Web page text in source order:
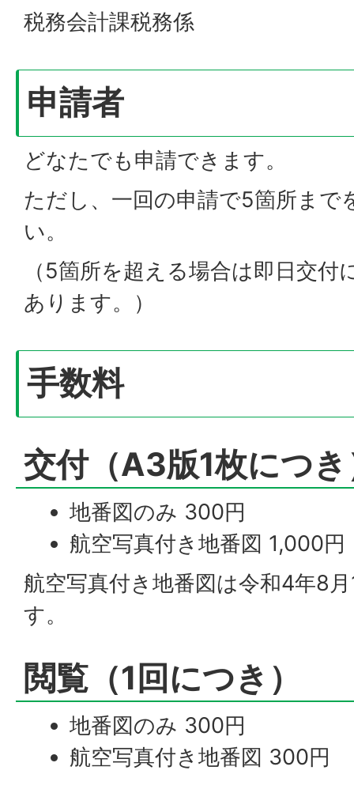
税務会計課税務係
申請者
どなたでも申請できます。
ただし、一回の申請で5箇所まで
い。
（5箇所を超える場合は即日交
あります。）
手数料
交付（A3版1枚につ
地番図のみ 300円
航空写真付き地番図 1,000円
航空写真付き地番図は令和4年8
す。
閲覧（1回につき）
地番図のみ 300円
航空写真付き地番図 300円